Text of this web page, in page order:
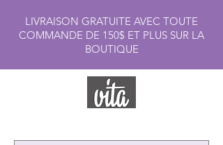
LIVRAISON GRATUITE AVEC TOUTE
COMMANDE DE 150$ ET PLUS SUR LA
BOUTIQUE